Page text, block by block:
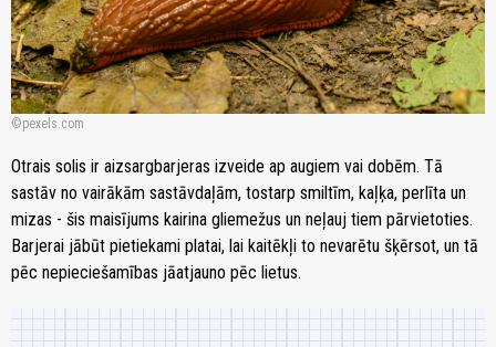
pexels.com
Otrais solis ir aizsargbarjeras izveide ap augiem vai dobēm. Tā
sastāv no vairākām sastāvdaļām, tostarp smiltīm, kaļķa, perlīta un
mizas - šis maisījums kairina gliemežus un neļauj tiem pārvietoties.
Barjerai jābūt pietiekami platai, lai kaitēkļi to nevarētu šķērsot, un tā
pēc nepieciešamības jāatjauno pēc lietus.